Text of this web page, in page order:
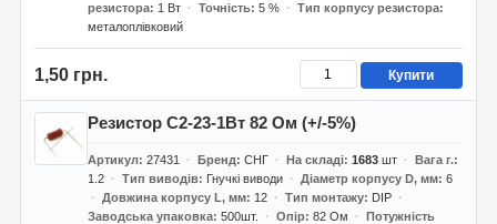
резистора
1 Вт Точність 5 %
Тип корпусу резистора
металоплівковий
1,50 грн. Купити
Резистор С2-23-1Вт 82 Ом (+/-5%)
Артикул 27431 Бренд СНГ На складі 1683шт
Вага г.
1.2
Тип виводів Гнучкі виводи Діаметр корпусу D, мм 6
Довжина корпусу L, мм
12 Тип монтажу
DIP
Заводська упаковка 500шт. Опір 82 Ом
Потужність